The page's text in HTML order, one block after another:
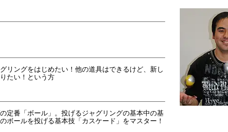
リングをはじめたい！他の道具はできるけど、新し
たい！という方
定番「ボール」。投げるジャグリングの基本中の基
ボールを投げる基本技「カスケード」をマスター！